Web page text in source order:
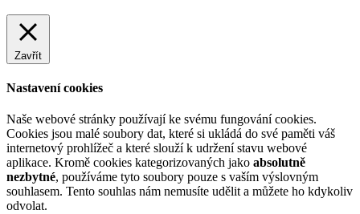
Zavřít
Nastavení cookies
Naše webové stránky používají ke svému fungování cookies.
Cookies jsou malé soubory dat, které si ukládá do své paměti váš
internetový prohlížeč a které slouží k udržení stavu webové
aplikace. Kromě cookies kategorizovaných jako absolutně
nezbytné, používáme tyto soubory pouze s vaším výslovným
souhlasem. Tento souhlas nám nemusíte udělit a můžete ho kdykoliv
odvolat.